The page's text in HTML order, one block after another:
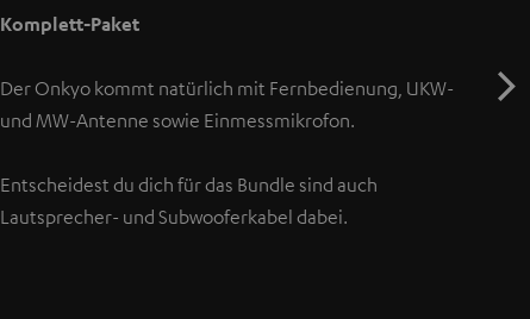
Komplett-Paket
Der Onkyo kommt natürlich mit Fernbedienung, UKW-
und MW-Antenne sowie Einmessmikrofon.
Entscheidest du dich für das Bundle sind auch
Lautsprecher- und Subwooferkabel dabei.